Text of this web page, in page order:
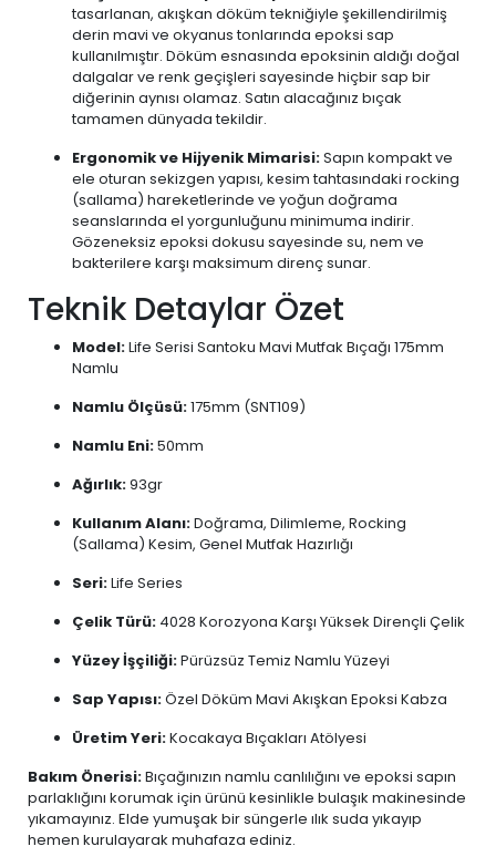
tasarlanan, akışkan döküm tekniğiyle şekillendirilmiş
derin mavi ve okyanus tonlarında epoksi sap
kullanılmıştır. Döküm esnasında epoksinin aldığı doğal
dalgalar ve renk geçişleri sayesinde hiçbir sap bir
diğerinin aynısı olamaz. Satın alacağınız bıçak
tamamen dünyada tekildir.
Ergonomik ve Hijyenik Mimarisi:Sapın kompakt ve
ele oturan sekizgen yapısı, kesim tahtasındaki rocking
(sallama) hareketlerinde ve yoğun doğrama
seanslarında el yorgunluğunu minimuma indirir.
Gözeneksiz epoksi dokusu sayesinde su, nem ve
bakterilere karşı maksimum direnç sunar.
Teknik Detaylar Özet
Model:Life Serisi Santoku Mavi Mutfak Bıçağı 175mm
Namlu
Namlu Ölçüsü:175mm (SNT109)
Namlu Eni:50mm
Ağırlık:93gr
Kullanım Alanı:Doğrama, Dilimleme, Rocking
(Sallama) Kesim, Genel Mutfak Hazırlığı
Seri:Life Series
Çelik Türü: 4028 Korozyona Karşı Yüksek Dirençli Çelik
Yüzey İşçiliği:Pürüzsüz Temiz Namlu Yüzeyi
Sap Yapısı:Özel Döküm Mavi Akışkan Epoksi Kabza
Üretim Yeri:Kocakaya Bıçakları Atölyesi
Bakım Önerisi:Bıçağınızın namlu canlılığını ve epoksi sapın
parlaklığını korumak için ürünü kesinlikle bulaşık makinesinde
yıkamayınız. Elde yumuşak bir süngerle ılık suda yıkayıp
hemen kurulayarak muhafaza ediniz.